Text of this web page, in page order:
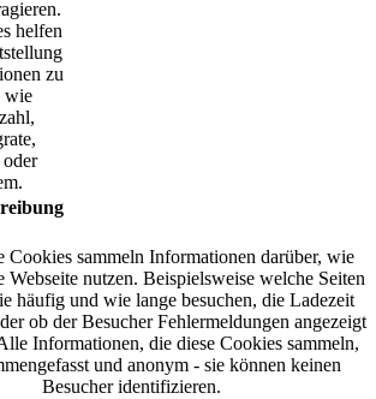
helfen
zu
wie
Cookies sammeln Informationen darüber, wie
Webseite nutzen. Beispielsweise welche Seiten
häufig und wie lange besuchen, die Ladezeit
ob der Besucher Fehlermeldungen angezeigt
Informationen, die diese Cookies sammeln,
und anonym - sie können keinen
Besucher identifizieren.